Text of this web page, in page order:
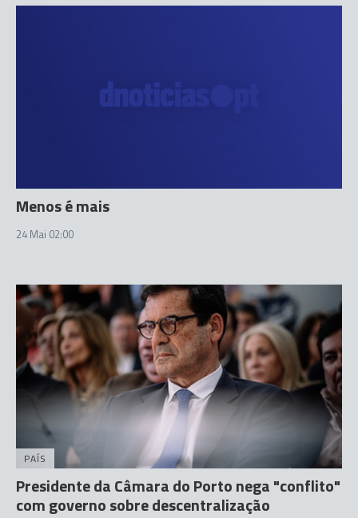
Menos é mais
24 Mai 02:00
PAÍS
Presidente da Câmara do Porto nega "conflito"
com governo sobre descentralização